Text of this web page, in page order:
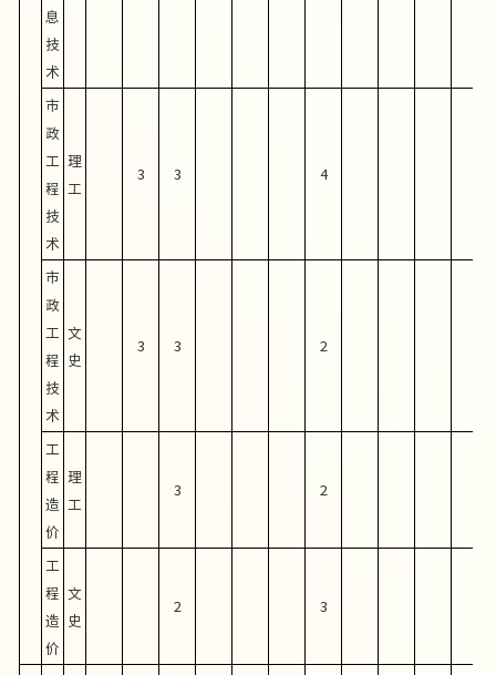
息
技
术
市
政
工
程
技
术
理
工
3 3 4
市
政
工
程
技
术
文
史
3 3 2
工
程
造
价
理
工
3 2
工
程
造
价
文
史
2 3